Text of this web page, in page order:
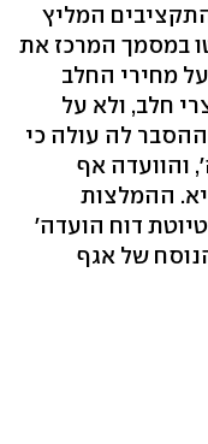
המליץ
במסמך המרכז את
מחירי החלב
חלב, ולא על
לה עולה כי
והוועדה אף
ההמלצות
דוח הועדה'
של אגף